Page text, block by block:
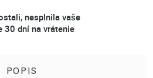
nesplnila vaše
30 dní na vrátenie
POPIS